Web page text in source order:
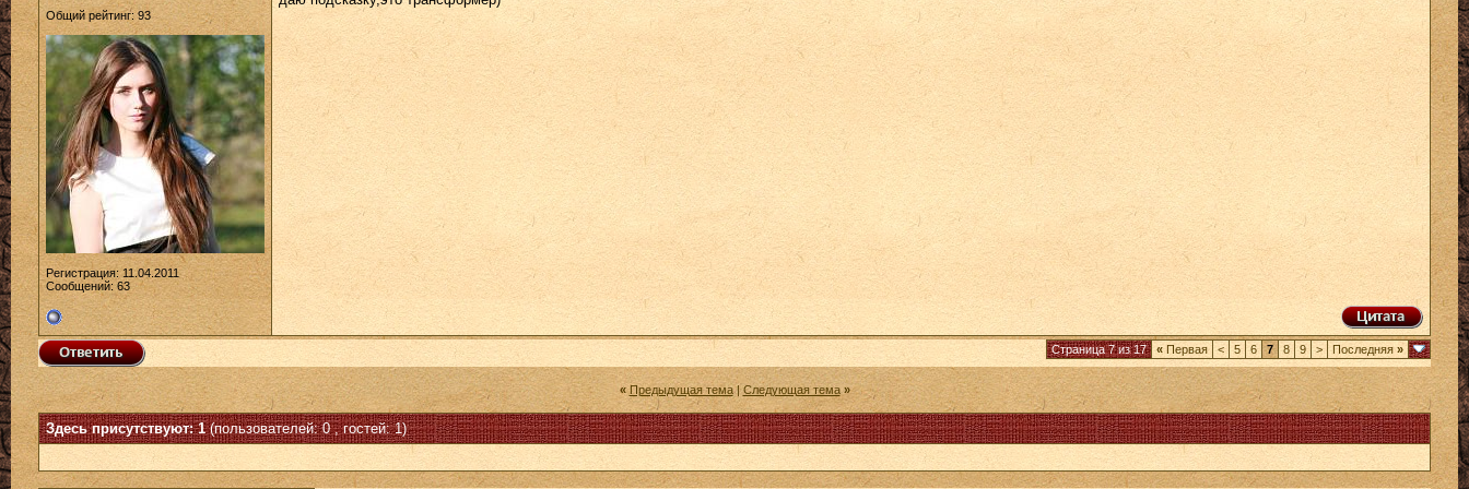
Общий рейтинг: 93
Регистрация: 11.04.2011
Сообщений: 63
Страница 7 из 17 « Первая < 5 6 7 8 9 > Последняя »
« Предыдущая тема|Следующая тема »
Здесь присутствуют: 1(пользователей: 0 , гостей: 1)